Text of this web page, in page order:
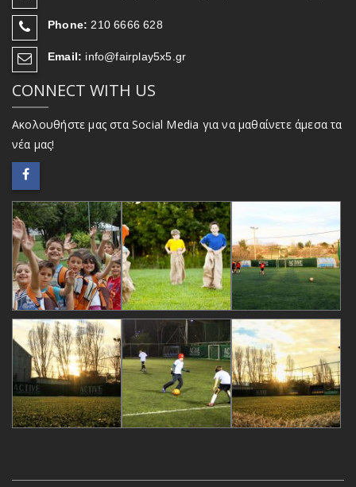
Phone: 210 6666 628
Email: info@fairplay5x5.gr
CONNECT WITH US
Ακολουθήστε μας στα Social Media για να μαθαίνετε άμεσα τα
νέα μας!